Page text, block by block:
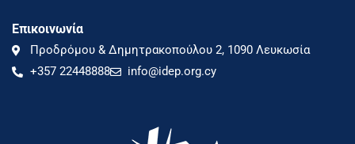
Επικοινωνία
Προδρόμου & Δημητρακοπούλου 2, 1090 Λευκωσία
+357 22448888
info@idep.org.cy